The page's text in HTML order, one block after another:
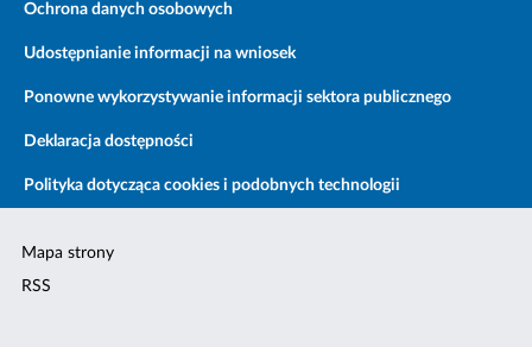
Ochrona danych osobowych
Udostępnianie informacji na wniosek
Ponowne wykorzystywanie informacji sektora publicznego
Deklaracja dostępności
Polityka dotycząca cookies i podobnych technologii
Mapa strony
RSS